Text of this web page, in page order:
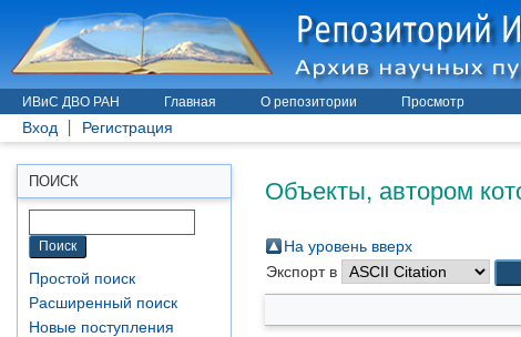
ИВиС ДВО РАН Главная О репозитории Просмотр
Вход Регистрация
ПОИСК
Простой поиск
Расширенный поиск
Новые поступления
Объекты, автором
На уровень вверх
Экспорт в